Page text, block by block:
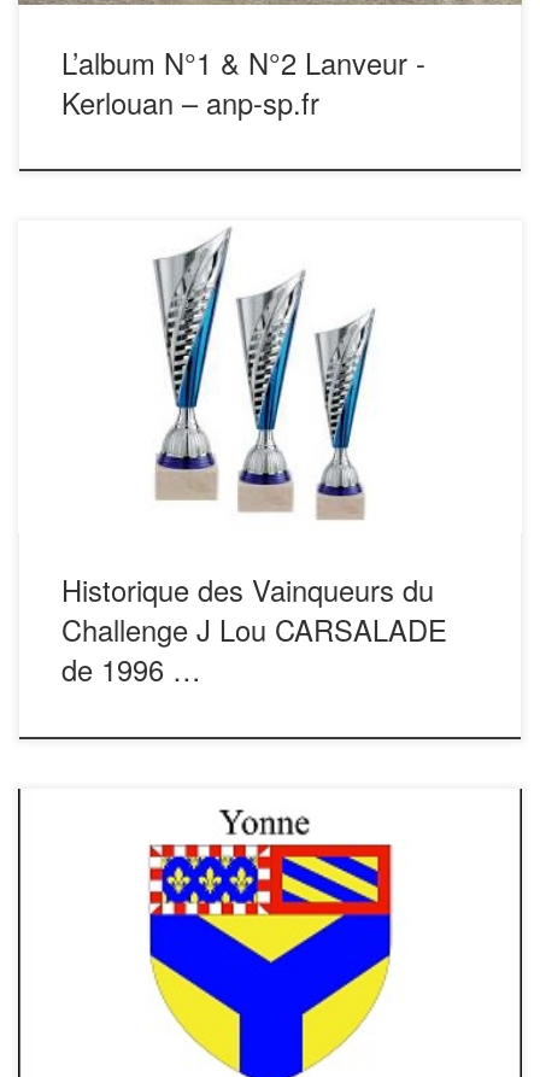
L’album N°1 & N°2 Lanveur -
Kerlouan – anp-sp.fr
TOULOUSE 1996 Bernard GAILLARD. J Paul GUILMAIN.
Jean PETIT. (Civray 86) TOULOUSE 1997 Jacques
ROUAIX. Alain PIQUEPE. Alain CAZENEUVE. (Toulouse 31)
ALES 1998 Henri CAVALIER. X . X. (Lédignan 30) ILE
de la REUNION 1999 Bernard GAILLARD. J Paul
GUILMAIN. SOZEAU. (Civray 86) TOULOUSE 2000 Francis
BELMONTE. J Michel DARNISE. […]
Historique des Vainqueurs du
Challenge J Lou CARSALADE
de 1996 …